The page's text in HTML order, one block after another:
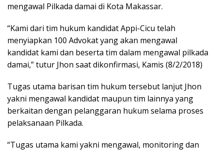
mengawal Pilkada damai di Kota Makassar.
“Kami dari tim hukum kandidat Appi-Cicu telah
menyiapkan 100 Advokat yang akan mengawal
kandidat kami dan beserta tim dalam mengawal pilkada
damai,” tutur Jhon saat dikonfirmasi, Kamis (8/2/2018)
Tugas utama barisan tim hukum tersebut lanjut Jhon
yakni mengawal kandidat maupun tim lainnya yang
berkaitan dengan pelanggaran hukum selama proses
pelaksanaan Pilkada.
“Tugas utama kami yakni mengawal, monitoring dan